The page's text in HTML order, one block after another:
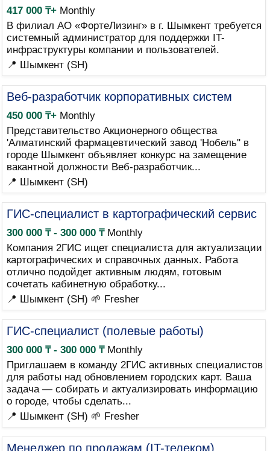
417 000 ₸+Monthly
В филиал АО «ФортеЛизинг» в г. Шымкент требуется
системный администратор для поддержки IT-
инфраструктуры компании и пользователей.
📍 Шымкент (SH)
Веб-разработчик корпоративных систем
450 000 ₸+Monthly
Представительство Акционерного общества
'Алматинский фармацевтический завод 'Нобель'' в
городе Шымкент объявляет конкурс на замещение
вакантной должности Веб-разработчик...
📍 Шымкент (SH)
ГИС-специалист в картографический сервис
300 000 ₸ - 300 000 ₸Monthly
Компания 2ГИС ищет специалиста для актуализации
картографических и справочных данных. Работа
отлично подойдет активным людям, готовым
сочетать кабинетную обработку...
📍 Шымкент (SH) 🌱 Fresher
ГИС-специалист (полевые работы)
300 000 ₸ - 300 000 ₸Monthly
Приглашаем в команду 2ГИС активных специалистов
для работы над обновлением городских карт. Ваша
задача — собирать и актуализировать информацию
о городе, чтобы сделать...
📍 Шымкент (SH) 🌱 Fresher
Менеджер по продажам (IT-телеком)